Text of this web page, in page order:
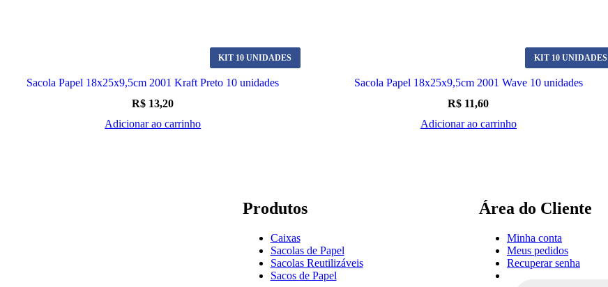
KIT 10 UNIDADES
Sacola Papel 18x25x9,5cm 2001 Kraft Preto 10 unidades
R$ 13,20
Adicionar ao carrinho
KIT 10 UNIDADES
Sacola Papel 18x25x9,5cm 2001 Wave 10 unidades
R$ 11,60
Adicionar ao carrinho
Produtos
Caixas
Sacolas de Papel
Sacolas Reutilizáveis
Sacos de Papel
Área do Cliente
Minha conta
Meus pedidos
Recuperar senha